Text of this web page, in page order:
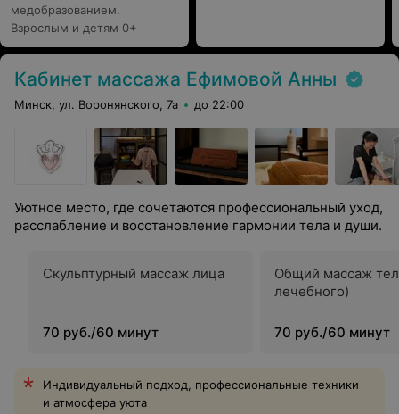
медобразованием.
Взрослым и детям 0+
Кабинет массажа Ефимовой Анны
Минск, ул. Воронянского, 7а до 22:00
Уютное место, где сочетаются профессиональный уход,
расслабление и восстановление гармонии тела и души.
Скульптурный массаж лица
70 руб./60 минут
Общий массаж
лечебного)
70 руб./60 минут
Индивидуальный подход, профессиональные техники
и атмосфера уюта